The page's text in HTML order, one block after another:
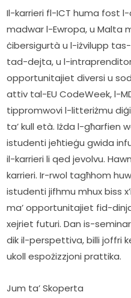
Il-karrieri fl-ICT huma fost
madwar l-Ewropa, u Malta
ċibersigurtà u l-iżvilupp
tad-dejta, u l-
opportunitajiet diversi u
attiv tal-EU CodeWeek, l-
tippromwovi l-litteriżmu
ta’ kull età. Iżda l-għarfien
istudenti jeħtieġu gwida
il-karrieri li qed jevolvu.
karrieri. Ir-rwol tagħhom
istudenti jifhmu mhux biss
ma’ opportunitajiet fid-
xejriet futuri. Dan is-
dik il-perspettiva, billi joffri
ukoll espożizzjoni
Jum ta’ Skoperta